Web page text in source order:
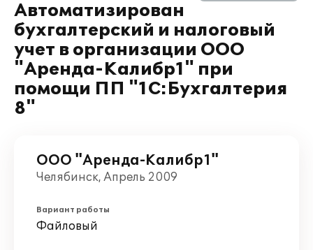
Автоматизирован
бухгалтерский и налоговый
учет в организации ООО
"Аренда-Калибр1" при
помощи ПП "1С:Бухгалтерия
8"
ООО "Аренда-Калибр1"
Челябинск, Апрель 2009
Вариант работы
Файловый